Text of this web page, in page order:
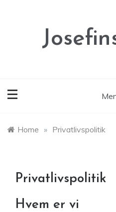
Home » Privatlivspolitik
Privatlivspolitik
Hvem er vi